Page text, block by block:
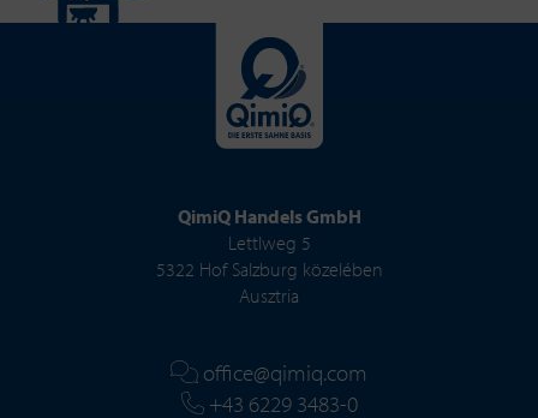
QimiQ Handels GmbH
Lettlweg 5
5322 Hof Salzburg közelében
Ausztria
office@qimiq.com
+43 6229 3483-0